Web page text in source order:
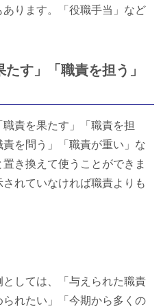
ります。「役職手当」など
す」「職責を担う」
責を果たす」「職責を担
を問う」「職責が重い」な
き換えて使うことができま
れていなければ職責よりも
しては、「与えられた職責
れたい」「今期から多くの